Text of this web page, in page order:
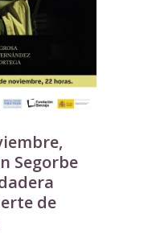
Segorbe
de